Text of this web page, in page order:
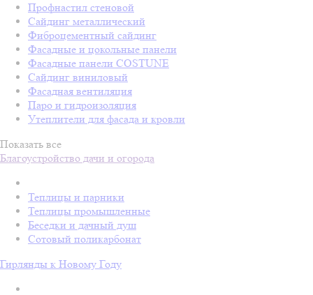
Профнастил стеновой
Сайдинг металлический
Фиброцементный сайдинг
Фасадные и цокольные панели
Фасадные панели COSTUNE
Сайдинг виниловый
Фасадная вентиляция
Паро и гидроизоляция
Утеплители для фасада и кровли
Показать все
Благоустройство дачи и огорода
Теплицы и парники
Теплицы промышленные
Беседки и дачный душ
Сотовый поликарбонат
Гирлянды к Новому Году